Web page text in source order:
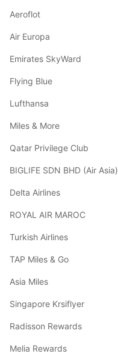
Aeroflot
Air Europa
Emirates SkyWard
Flying Blue
Lufthansa
Miles & More
Qatar Privilege Club
BIGLIFE SDN BHD (Air Asia)
Delta Airlines
ROYAL AIR MAROC
Turkish Airlines
TAP Miles & Go
Asia Miles
Singapore Krsiflyer
Radisson Rewards
Melia Rewards